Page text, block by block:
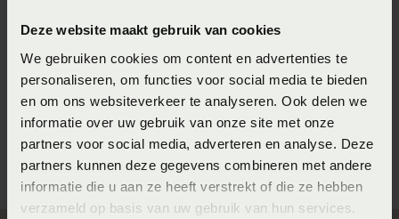
Deze website maakt gebruik van cookies
We gebruiken cookies om content en advertenties te
personaliseren, om functies voor social media te bieden
en om ons websiteverkeer te analyseren. Ook delen we
informatie over uw gebruik van onze site met onze
partners voor social media, adverteren en analyse. Deze
partners kunnen deze gegevens combineren met andere
informatie die u aan ze heeft verstrekt of die ze hebben
verzameld op basis van uw gebruik van hun services.
Seizoen
202310
Materiaal
100% Katoen Satijn (Katoensatijn)